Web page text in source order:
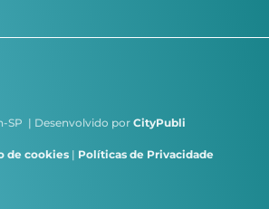
SP | Desenvolvido por CityPubli
de cookies | Políticas de Privacidade